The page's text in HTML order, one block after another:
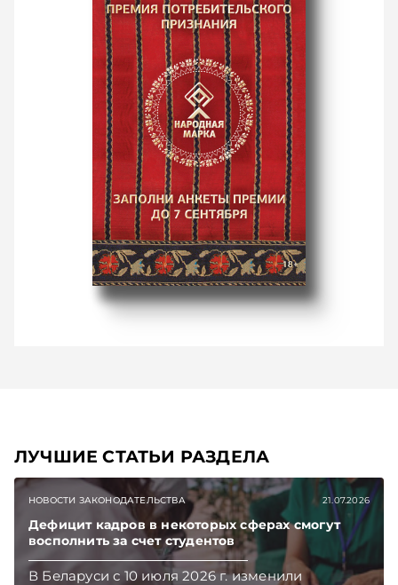
ЛУЧШИЕ СТАТЬИ РАЗДЕЛА
НОВОСТИ ЗАКОНОДАТЕЛЬСТВА 21.07.2026
Дефицит кадров в некоторых сферах смогут
восполнить за счет студентов
В Беларуси с 10 июля 2026 г. изменили